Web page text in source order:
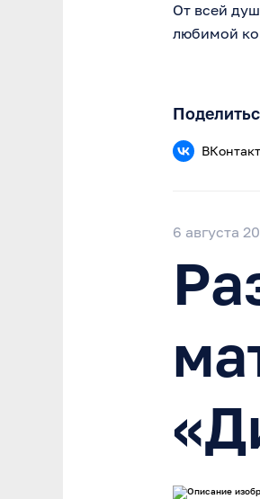
От всей
любимой
6 августа